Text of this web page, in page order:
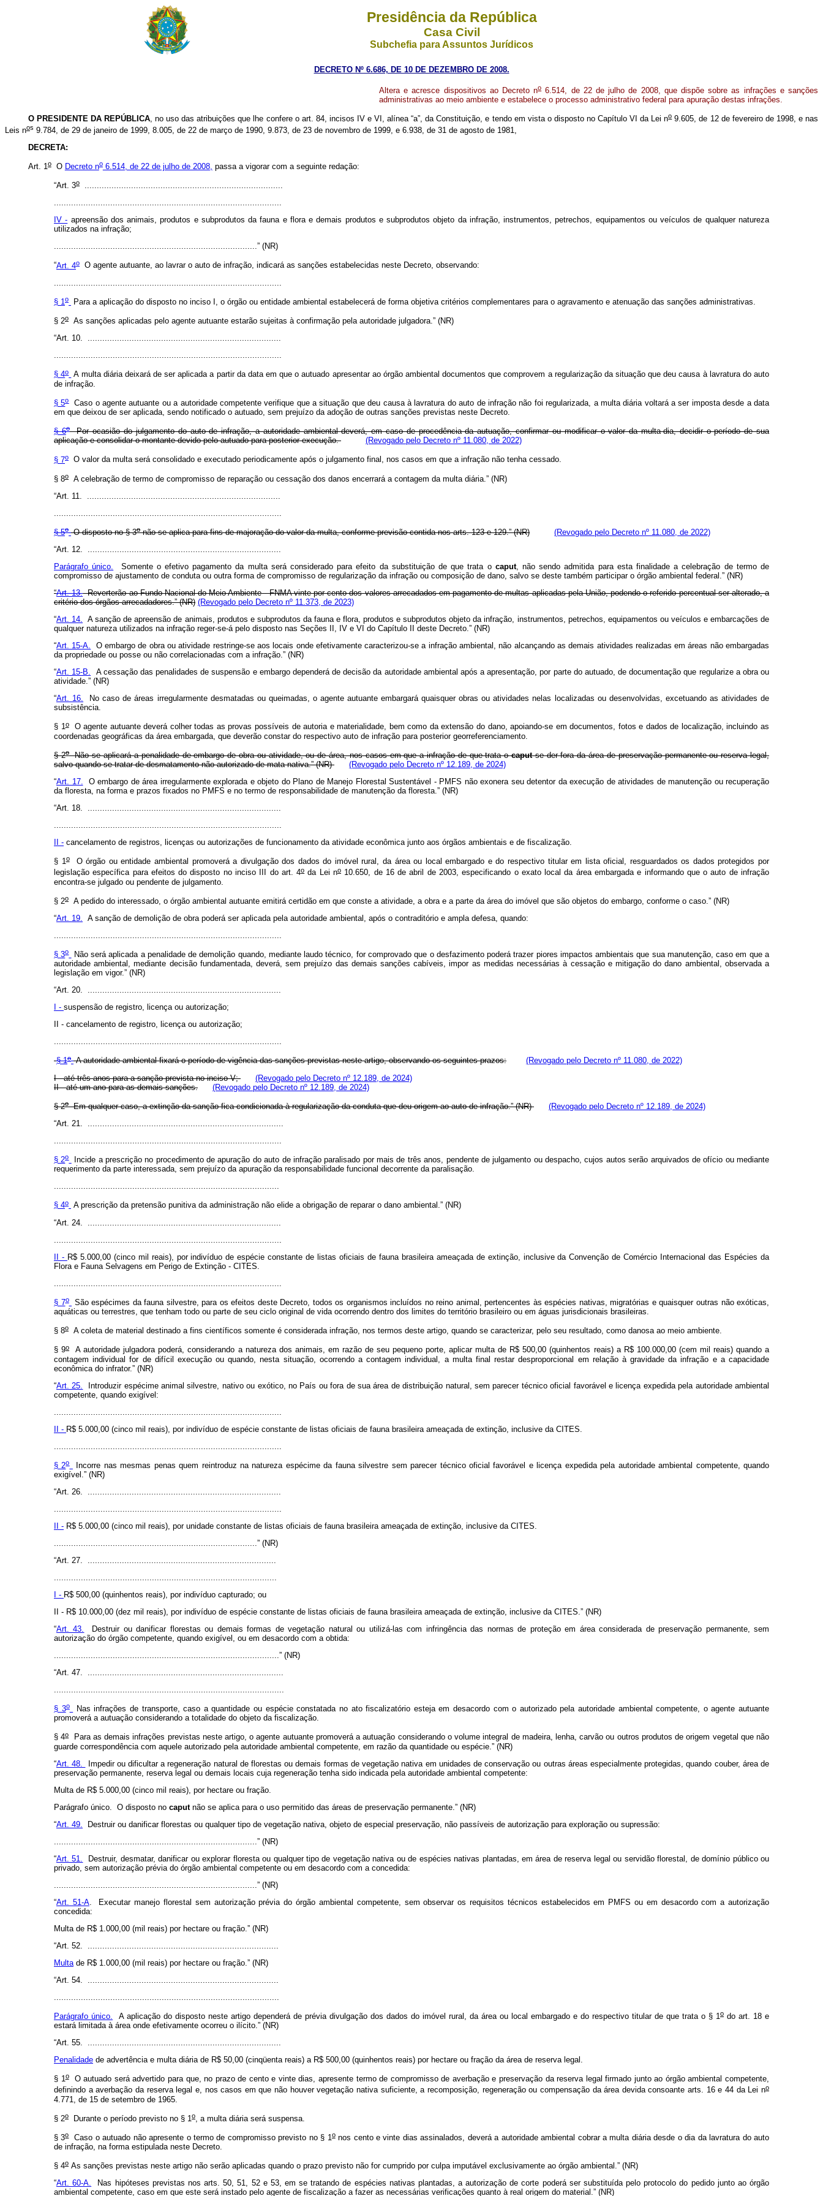
Presidência da República
Casa Civil
Subchefia para Assuntos Jurídicos
DECRETO Nº 6.686, DE 10 DE DEZEMBRO DE 2008.
Altera e acresce dispositivos ao Decreto no6.514, de 22 de julho de 2008, que dispõe sobre as infrações e sanções
administrativas ao meio ambiente e estabelece o processo administrativo federal para apuração destas infrações.
O PRESIDENTE DA REPÚBLICA, no uso das atribuições que lhe confere o art. 84, incisos IV e VI, alínea “a”, da Constituição, e tendo em vista o disposto no Capítulo VI da Lei no9.605, de 12 de fevereiro de 1998, e nas
Leis nos 9.784, de 29 de janeiro de 1999, 8.005, de 22 de março de 1990, 9.873, de 23 de novembro de 1999, e 6.938, de 31 de agosto de 1981,
DECRETA:
Art. 1oO Decreto no6.514, de 22 de julho de 2008, passa a vigorar com a seguinte redação:
“Art. 3o
.................................................................................
.............................................................................................
IV - apreensão dos animais, produtos e subprodutos da fauna e flora e demais produtos e subprodutos objeto da infração, instrumentos, petrechos, equipamentos ou veículos de qualquer natureza
utilizados na infração;
...................................................................................” (NR)
“Art. 4o
O agente autuante, ao lavrar o auto de infração, indicará as sanções estabelecidas neste Decreto, observando:
§ 1 o Para a aplicação do disposto no inciso I, o órgão ou entidade ambiental estabelecerá de forma objetiva critérios complementares para o agravamento e atenuação das sanções administrativas.
§ 2o
As sanções aplicadas pelo agente autuante estarão sujeitas à confirmação pela autoridade julgadora.” (NR)
“Art. 10. ...............................................................................
.............................................................................................
§ 4o
A multa diária deixará de ser aplicada a partir da data em que o autuado apresentar ao órgão ambiental documentos que comprovem a regularização da situação que deu causa à lavratura do auto
de infração.
§ 5oCaso o agente autuante ou a autoridade competente verifique que a situação que deu causa à lavratura do auto de infração não foi regularizada, a multa diária voltará a ser imposta desde a data
em que deixou de ser aplicada, sendo notificado o autuado, sem prejuízo da adoção de outras sanções previstas neste Decreto.
§ 6oPor ocasião do julgamento do auto de infração, a autoridade ambiental deverá, em caso de procedência da autuação, confirmar ou modificar o valor da multa-dia, decidir o período de sua
aplicação e consolidar o montante devido pelo autuado para posterior execução.
(Revogado pelo Decreto nº 11.080, de 2022)
§ 7o O valor da multa será consolidado e executado periodicamente após o julgamento final, nos casos em que a infração não tenha cessado.
§ 8o
A celebração de termo de compromisso de reparação ou cessação dos danos encerrará a contagem da multa diária.” (NR)
“Art. 11. ...............................................................................
§ 5o O disposto no § 3onão se aplica para fins de majoração do valor da multa, conforme previsão contida nos arts. 123 e 129.” (NR)
(Revogado pelo Decreto nº 11.080, de 2022)
“Art. 12. ...............................................................................
Parágrafo único. Somente o efetivo pagamento da multa será considerado para efeito da substituição de que trata o caput, não sendo admitida para esta finalidade a celebração de termo de
compromisso de ajustamento de conduta ou outra forma de compromisso de regularização da infração ou composição de dano, salvo se deste também participar o órgão ambiental federal.” (NR)
“Art. 13.Reverterão ao Fundo Nacional do Meio Ambiente - FNMA vinte por cento dos valores arrecadados em pagamento de multas aplicadas pela União, podendo o referido percentual ser alterado, a
critério dos órgãos arrecadadores.” (NR) (Revogado pelo Decreto nº 11.373, de 2023)
“Art. 14. A sanção de apreensão de animais, produtos e subprodutos da fauna e flora, produtos e subprodutos objeto da infração, instrumentos, petrechos, equipamentos ou veículos e embarcações de
qualquer natureza utilizados na infração reger-se-á pelo disposto nas Seções II, IV e VI do Capítulo II deste Decreto.” (NR)
“Art. 15-A.
O embargo de obra ou atividade restringe-se aos locais onde efetivamente caracterizou-se a infração ambiental, não alcançando as demais atividades realizadas em áreas não embargadas
da propriedade ou posse ou não correlacionadas com a infração.” (NR)
“Art. 15-B.
A cessação das penalidades de suspensão e embargo dependerá de decisão da autoridade ambiental após a apresentação, por parte do autuado, de documentação que regularize a obra ou
atividade.” (NR)
“Art. 16. No caso de áreas irregularmente desmatadas ou queimadas, o agente autuante embargará quaisquer obras ou atividades nelas localizadas ou desenvolvidas, excetuando as atividades de
subsistência.
§ 1oO agente autuante deverá colher todas as provas possíveis de autoria e materialidade, bem como da extensão do dano, apoiando-se em documentos, fotos e dados de localização, incluindo as
coordenadas geográficas da área embargada, que deverão constar do respectivo auto de infração para posterior georreferenciamento.
§ 2oNão se aplicará a penalidade de embargo de obra ou atividade, ou de área, nos casos em que a infração de que trata ocaputse der fora da área de preservação permanente ou reserva legal,
salvo quando se tratar de desmatamento não autorizado de mata nativa.” (NR)
(Revogado pelo Decreto nº 12.189, de 2024)
“Art. 17.
O embargo de área irregularmente explorada e objeto do Plano de Manejo Florestal Sustentável - PMFS não exonera seu detentor da execução de atividades de manutenção ou recuperação
da floresta, na forma e prazos fixados no PMFS e no termo de responsabilidade de manutenção da floresta.” (NR)
“Art. 18. ...............................................................................
II - cancelamento de registros, licenças ou autorizações de funcionamento da atividade econômica junto aos órgãos ambientais e de fiscalização.
§ 1oO órgão ou entidade ambiental promoverá a divulgação dos dados do imóvel rural, da área ou local embargado e do respectivo titular em lista oficial, resguardados os dados protegidos por
legislação específica para efeitos do disposto no inciso III do art. 4oda Lei no 10.650, de 16 de abril de 2003, especificando o exato local da área embargada e informando que o auto de infração
encontra-se julgado ou pendente de julgamento.
§ 2o
A pedido do interessado, o órgão ambiental autuante emitirá certidão em que conste a atividade, a obra e a parte da área do imóvel que são objetos do embargo, conforme o caso.” (NR)
“Art. 19.
A sanção de demolição de obra poderá ser aplicada pela autoridade ambiental, após o contraditório e ampla defesa, quando:
§ 3o
Não será aplicada a penalidade de demolição quando, mediante laudo técnico, for comprovado que o desfazimento poderá trazer piores impactos ambientais que sua manutenção, caso em que a
autoridade ambiental, mediante decisão fundamentada, deverá, sem prejuízo das demais sanções cabíveis, impor as medidas necessárias à cessação e mitigação do dano ambiental, observada a
legislação em vigor.” (NR)
“Art. 20. ...............................................................................
I - suspensão de registro, licença ou autorização;
II - cancelamento de registro, licença ou autorização;
.............................................................................................
§ 1o A autoridade ambiental fixará o período de vigência das sanções previstas neste artigo, observando os seguintes prazos:
(Revogado pelo Decreto nº 11.080, de 2022)
I - até três anos para a sanção prevista no inciso V;
(Revogado pelo Decreto nº 12.189, de 2024)
II - até um ano para as demais sanções.
(Revogado pelo Decreto nº 12.189, de 2024)
§ 2oEm qualquer caso, a extinção da sanção fica condicionada à regularização da conduta que deu origem ao auto de infração.” (NR)
(Revogado pelo Decreto nº 12.189, de 2024)
“Art. 21. ................................................................................
§ 2o
Incide a prescrição no procedimento de apuração do auto de infração paralisado por mais de três anos, pendente de julgamento ou despacho, cujos autos serão arquivados de ofício ou mediante
requerimento da parte interessada, sem prejuízo da apuração da responsabilidade funcional decorrente da paralisação.
............................................................................................
§ 4o
A prescrição da pretensão punitiva da administração não elide a obrigação de reparar o dano ambiental.” (NR)
“Art. 24. ...............................................................................
II - R$ 5.000,00 (cinco mil reais), por indivíduo de espécie constante de listas oficiais de fauna brasileira ameaçada de extinção, inclusive da Convenção de Comércio Internacional das Espécies da
Flora e Fauna Selvagens em Perigo de Extinção - CITES.
§ 7o
São espécimes da fauna silvestre, para os efeitos deste Decreto, todos os organismos incluídos no reino animal, pertencentes às espécies nativas, migratórias e quaisquer outras não exóticas,
aquáticas ou terrestres, que tenham todo ou parte de seu ciclo original de vida ocorrendo dentro dos limites do território brasileiro ou em águas jurisdicionais brasileiras.
§ 8o A coleta de material destinado a fins científicos somente é considerada infração, nos termos deste artigo, quando se caracterizar, pelo seu resultado, como danosa ao meio ambiente.
§ 9o
A autoridade julgadora poderá, considerando a natureza dos animais, em razão de seu pequeno porte, aplicar multa de R$ 500,00 (quinhentos reais) a R$ 100.000,00 (cem mil reais) quando a
contagem individual for de difícil execução ou quando, nesta situação, ocorrendo a contagem individual, a multa final restar desproporcional em relação à gravidade da infração e a capacidade
econômica do infrator.” (NR)
“Art. 25.
Introduzir espécime animal silvestre, nativo ou exótico, no País ou fora de sua área de distribuição natural, sem parecer técnico oficial favorável e licença expedida pela autoridade ambiental
competente, quando exigível:
II - R$ 5.000,00 (cinco mil reais), por indivíduo de espécie constante de listas oficiais de fauna brasileira ameaçada de extinção, inclusive da CITES.
§ 2o
Incorre nas mesmas penas quem reintroduz na natureza espécime da fauna silvestre sem parecer técnico oficial favorável e licença expedida pela autoridade ambiental competente, quando
exigível.” (NR)
“Art. 26. ...............................................................................
II - R$ 5.000,00 (cinco mil reais), por unidade constante de listas oficiais de fauna brasileira ameaçada de extinção, inclusive da CITES.
...................................................................................” (NR)
“Art. 27. .............................................................................
I - R$ 500,00 (quinhentos reais), por indivíduo capturado; ou
II - R$ 10.000,00 (dez mil reais), por indivíduo de espécie constante de listas oficiais de fauna brasileira ameaçada de extinção, inclusive da CITES.” (NR)
“Art. 43.
Destruir ou danificar florestas ou demais formas de vegetação natural ou utilizá-las com infringência das normas de proteção em área considerada de preservação permanente, sem
autorização do órgão competente, quando exigível, ou em desacordo com a obtida:
............................................................................................” (NR)
“Art. 47. ................................................................................
§ 3o
Nas infrações de transporte, caso a quantidade ou espécie constatada no ato fiscalizatório esteja em desacordo com o autorizado pela autoridade ambiental competente, o agente autuante
promoverá a autuação considerando a totalidade do objeto da fiscalização.
§ 4oPara as demais infrações previstas neste artigo, o agente autuante promoverá a autuação considerando o volume integral de madeira, lenha, carvão ou outros produtos de origem vegetal que não
guarde correspondência com aquele autorizado pela autoridade ambiental competente, em razão da quantidade ou espécie.” (NR)
“Art. 48.
Impedir ou dificultar a regeneração natural de florestas ou demais formas de vegetação nativa em unidades de conservação ou outras áreas especialmente protegidas, quando couber, área de
preservação permanente, reserva legal ou demais locais cuja regeneração tenha sido indicada pela autoridade ambiental competente:
Multa de R$ 5.000,00 (cinco mil reais), por hectare ou fração.
Parágrafo único. O disposto no caputnão se aplica para o uso permitido das áreas de preservação permanente.” (NR)
“Art. 49.
Destruir ou danificar florestas ou qualquer tipo de vegetação nativa, objeto de especial preservação, não passíveis de autorização para exploração ou supressão:
...................................................................................” (NR)
“Art. 51.
Destruir, desmatar, danificar ou explorar floresta ou qualquer tipo de vegetação nativa ou de espécies nativas plantadas, em área de reserva legal ou servidão florestal, de domínio público ou
privado, sem autorização prévia do órgão ambiental competente ou em desacordo com a concedida:
...................................................................................” (NR)
“Art. 51-A. Executar manejo florestal sem autorização prévia do órgão ambiental competente, sem observar os requisitos técnicos estabelecidos em PMFS ou em desacordo com a autorização
concedida:
Multa de R$ 1.000,00 (mil reais) por hectare ou fração.” (NR)
“Art. 52. ..............................................................................
Multa de R$ 1.000,00 (mil reais) por hectare ou fração.” (NR)
“Art. 54. ..............................................................................
Parágrafo único. A aplicação do disposto neste artigo dependerá de prévia divulgação dos dados do imóvel rural, da área ou local embargado e do respectivo titular de que trata o § 1 o do art. 18 e
estará limitada à área onde efetivamente ocorreu o ilícito.” (NR)
“Art. 55. ...............................................................................
Penalidade de advertência e multa diária de R$ 50,00 (cinqüenta reais) a R$ 500,00 (quinhentos reais) por hectare ou fração da área de reserva legal.
§ 1oO autuado será advertido para que, no prazo de cento e vinte dias, apresente termo de compromisso de averbação e preservação da reserva legal firmado junto ao órgão ambiental competente,
definindo a averbação da reserva legal e, nos casos em que não houver vegetação nativa suficiente, a recomposição, regeneração ou compensação da área devida consoante arts. 16 e 44 da Lei no
4.771, de 15 de setembro de 1965.
§ 2o Durante o período previsto no § 1 o , a multa diária será suspensa.
§ 3oCaso o autuado não apresente o termo de compromisso previsto no § 1onos cento e vinte dias assinalados, deverá a autoridade ambiental cobrar a multa diária desde o dia da lavratura do auto
de infração, na forma estipulada neste Decreto.
§ 4o As sanções previstas neste artigo não serão aplicadas quando o prazo previsto não for cumprido por culpa imputável exclusivamente ao órgão ambiental.” (NR)
“Art. 60-A.
Nas hipóteses previstas nos arts. 50, 51, 52 e 53, em se tratando de espécies nativas plantadas, a autorização de corte poderá ser substituída pelo protocolo do pedido junto ao órgão
ambiental competente, caso em que este será instado pelo agente de fiscalização a fazer as necessárias verificações quanto à real origem do material.” (NR)